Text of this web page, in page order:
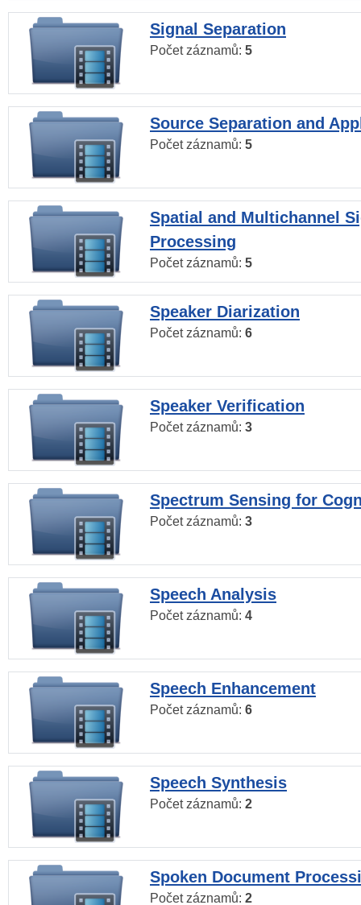
Signal Separation
Počet záznamů: 5
Source Separation and
Počet záznamů: 5
Spatial and Multichannel
Processing
Počet záznamů: 5
Speaker Diarization
Počet záznamů: 6
Speaker Verification
Počet záznamů: 3
Spectrum Sensing for
Počet záznamů: 3
Speech Analysis
Počet záznamů: 4
Speech Enhancement
Počet záznamů: 6
Speech Synthesis
Počet záznamů: 2
Spoken Document
Počet záznamů: 2